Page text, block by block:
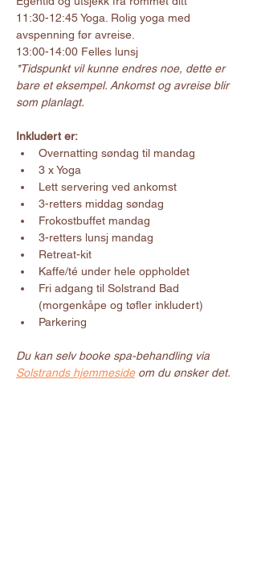
11:30-12:45 Yoga. Rolig yoga med
avspenning før avreise.
13:00-14:00 Felles lunsj
*Tidspunkt vil kunne endres noe, dette er
bare et eksempel. Ankomst og avreise blir
som planlagt.
Inkludert er:
Overnatting søndag til mandag
3 x Yoga
Lett servering ved ankomst
3-retters middag søndag
Frokostbuffet mandag
3-retters lunsj mandag
Retreat-kit
Kaffe/té under hele oppholdet
Fri adgang til Solstrand Bad
(morgenkåpe og tøfler inkludert)
Parkering
Du kan selv booke spa-behandling via
Solstrands hjemmeside om du ønsker det.